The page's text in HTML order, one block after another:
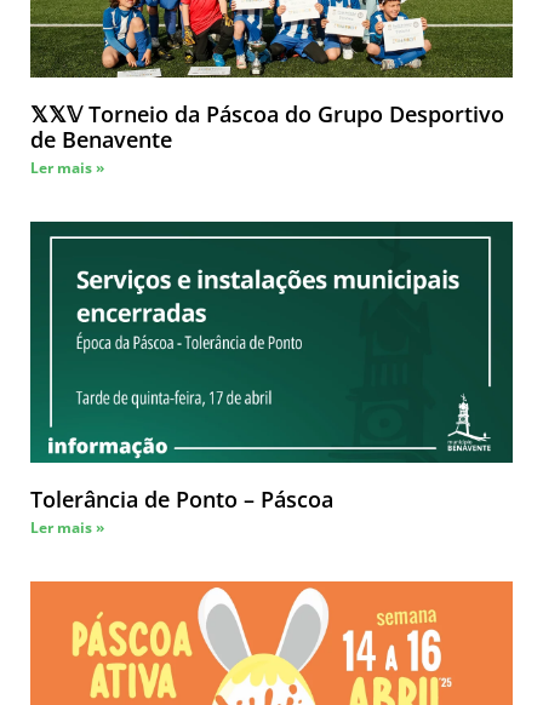
𝕏𝕏𝕍 Torneio da Páscoa do Grupo Desportivo
de Benavente
Ler mais »
Tolerância de Ponto – Páscoa
Ler mais »